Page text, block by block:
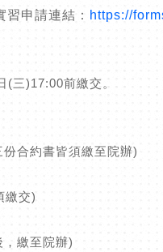
申請連結： https://
三)17:00前繳交。
合約書皆須繳至院辦)
繳交)
繳至院辦)